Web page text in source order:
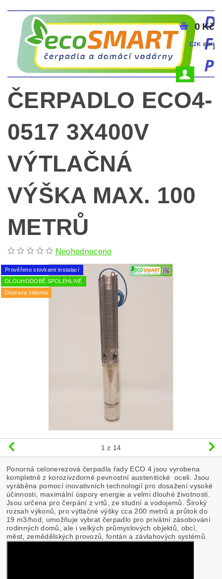
CZK EUR
0 Kč
ČERPADLO ECO4-
0517 3X400V
VÝTLAČNÁ
VÝŠKA MAX. 100
METRŮ
Neohodnoceno
Prověřeno stovkami instalací
DLOUHODOBĚ SPOLEHLIVÉ
Doprava zdarma
1 z 14
Ponorná celonerezová čerpadla řady ECO 4 jsou vyrobena
kompletně z korozivzdorné pevnostní austenitické oceli. Jsou
vyráběna pomocí inovativních technologií pro dosažení vysoké
účinnosti, maximální úspory energie a velmi dlouhé životnosti.
Jsou určena pro čerpání z vrtů, ze studní a vodojemů. Široký
rozsah výkonů, pro výtlačné výšky cca 200 metrů a průtok do
19 m3/hod, umožňuje vybrat čerpadlo pro privátní zásobování
rodinných domů, ale i velkých průmyslových objektů, obcí,
měst, zemědělských provozů, fontán a závlahových systémů.